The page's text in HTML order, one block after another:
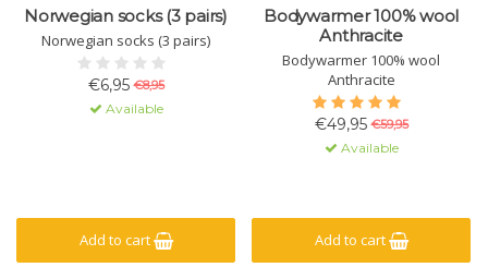
Norwegian socks (3 pairs)
Norwegian socks (3 pairs)
€6,95 €8,95
Available
Add to cart
Bodywarmer 100% wool
Anthracite
Bodywarmer 100% wool
Anthracite
€49,95 €59,95
Available
Add to cart